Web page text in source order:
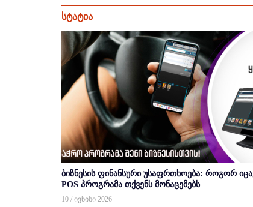
სტატია
ბიზნესის ფინანსური უსაფრთხოება: როგორ
POS პროგრამა თქვენს მონაცემებს
10 / ივნისი 2026